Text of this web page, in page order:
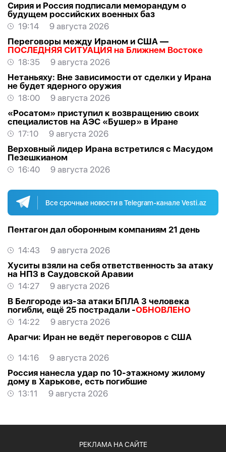
Сирия и Россия подписали меморандум о
будущем российских военных баз
19:14
9 августа 2026
Переговоры между Ираном и США —
ПОСЛЕДНЯЯ СИТУАЦИЯ на Ближнем Востоке
18:35
9 августа 2026
Нетаньяху: Вне зависимости от сделки у Ирана
не будет ядерного оружия
18:00
9 августа 2026
«Росатом» приступил к возвращению своих
специалистов на АЭС «Бушер» в Иране
17:10
9 августа 2026
Верховный лидер Ирана встретился с Масудом
Пезешкианом
16:40
9 августа 2026
Все срочные новости в Telegram-канале Vesti.az
Пентагон дал оборонным компаниям 21 день
14:43
9 августа 2026
Хуситы взяли на себя ответственность за атаку
на НПЗ в Саудовской Аравии
14:27
9 августа 2026
В Белгороде из-за атаки БПЛА 3 человека
погибли, ещё 25 пострадали -ОБНОВЛЕНО
14:22
9 августа 2026
Арагчи: Иран не ведёт переговоров с США
14:16
9 августа 2026
Россия нанесла удар по 10-этажному жилому
дому в Харькове, есть погибшие
13:11
9 августа 2026
РЕКЛАМА НА САЙТЕ